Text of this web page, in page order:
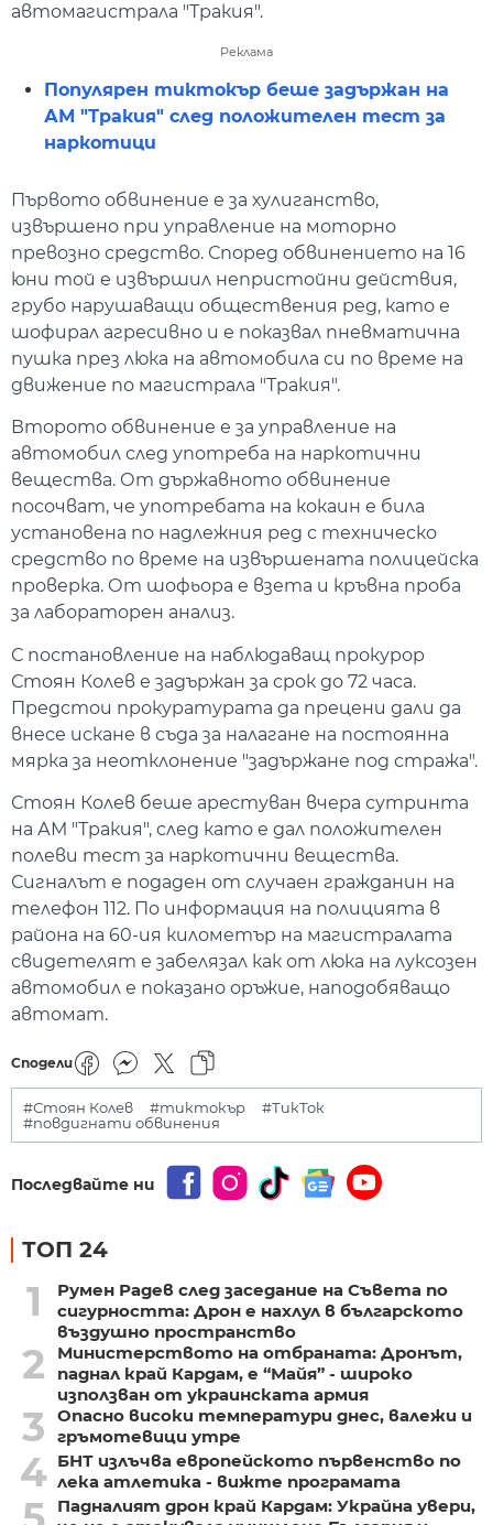
автомагистрала "Тракия".
Реклама
Популярен тиктокър беше задържан на
АМ "Тракия" след положителен тест за
наркотици
Първото обвинение е за хулиганство,
извършено при управление на моторно
превозно средство. Според обвинението на 16
юни той е извършил непристойни действия,
грубо нарушаващи обществения ред, като е
шофирал агресивно и е показвал пневматична
пушка през люка на автомобила си по време на
движение по магистрала "Тракия".
Второто обвинение е за управление на
автомобил след употреба на наркотични
вещества. От държавното обвинение
посочват, че употребата на кокаин е била
установена по надлежния ред с техническо
средство по време на извършената полицейска
проверка. От шофьора е взета и кръвна проба
за лабораторен анализ.
С постановление на наблюдаващ прокурор
Стоян Колев е задържан за срок до 72 часа.
Предстои прокуратурата да прецени дали да
внесе искане в съда за налагане на постоянна
мярка за неотклонение "задържане под стража".
Стоян Колев беше арестуван вчера сутринта
на АМ "Тракия", след като е дал положителен
полеви тест за наркотични вещества.
Сигналът е подаден от случаен гражданин на
телефон 112. По информация на полицията в
района на 60-ия километър на магистралата
свидетелят е забелязал как от люка на луксозен
автомобил е показано оръжие, наподобяващо
автомат.
Сподели
#Стоян Колев #тиктокър
#ТикТок
#повдигнати обвинения
Последвайте ни
ТОП 24
1
Румен Радев след заседание на Съвета по
сигурността: Дрон е нахлул в българското
въздушно пространство
2
Министерството на отбраната: Дронът,
паднал край Кардам, е “Майя” - широко
използван от украинската армия
3
Опасно високи температури днес, валежи и
гръмотевици утре
4 БНТ излъчва европейското първенство по
лека атлетика - вижте програмата
Падналият дрон край Кардам: Украйна увери,